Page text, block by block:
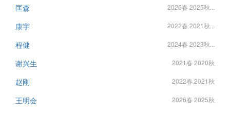
匡森 2026春 2025秋...
康宇 2022春 2021秋...
程健 2024春 2023秋...
谢兴生 2021春 2020秋
赵刚 2022春 2021秋
王明会 2026春 2025秋